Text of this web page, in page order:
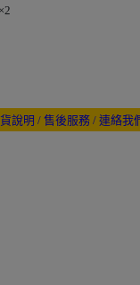
說明 / 售後服務 / 連絡我